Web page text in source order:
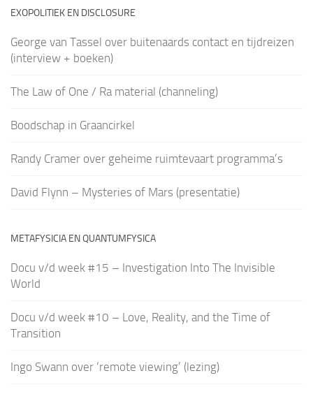
EXOPOLITIEK EN DISCLOSURE
George van Tassel over buitenaards contact en tijdreizen
(interview + boeken)
The Law of One / Ra material (channeling)
Boodschap in Graancirkel
Randy Cramer over geheime ruimtevaart programma’s
David Flynn – Mysteries of Mars (presentatie)
METAFYSICIA EN QUANTUMFYSICA
Docu v/d week #15 – Investigation Into The Invisible
World
Docu v/d week #10 – Love, Reality, and the Time of
Transition
Ingo Swann over ‘remote viewing’ (lezing)